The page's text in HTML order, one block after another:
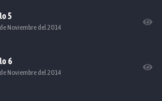
5
Noviembre del 2014
6
Noviembre del 2014